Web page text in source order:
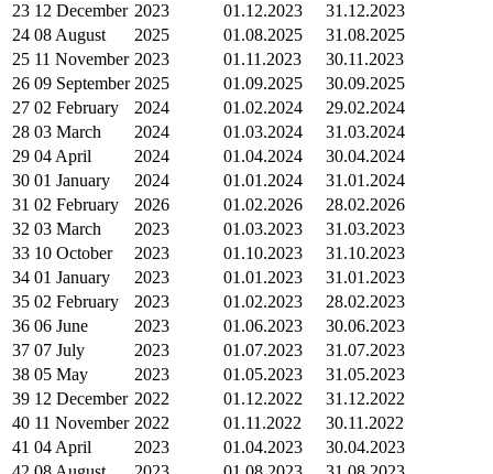
23 12 December 2023 01.12.2023
31.12.2023
24 08 August 2025 01.08.2025
31.08.2025
25 11 November 2023 01.11.2023
30.11.2023
26 09 September 2025 01.09.2025
30.09.2025
27 02 February 2024 01.02.2024
29.02.2024
28 03 March 2024 01.03.2024
31.03.2024
29 04 April 2024 01.04.2024
30.04.2024
30 01 January 2024 01.01.2024
31.01.2024
31 02 February 2026 01.02.2026
28.02.2026
32 03 March 2023 01.03.2023
31.03.2023
33 10 October 2023 01.10.2023
31.10.2023
34 01 January 2023 01.01.2023
31.01.2023
35 02 February 2023 01.02.2023
28.02.2023
36 06 June 2023 01.06.2023
30.06.2023
37 07 July 2023 01.07.2023
31.07.2023
38 05 May 2023 01.05.2023
31.05.2023
39 12 December 2022 01.12.2022
31.12.2022
40 11 November 2022 01.11.2022
30.11.2022
41 04 April 2023 01.04.2023
30.04.2023